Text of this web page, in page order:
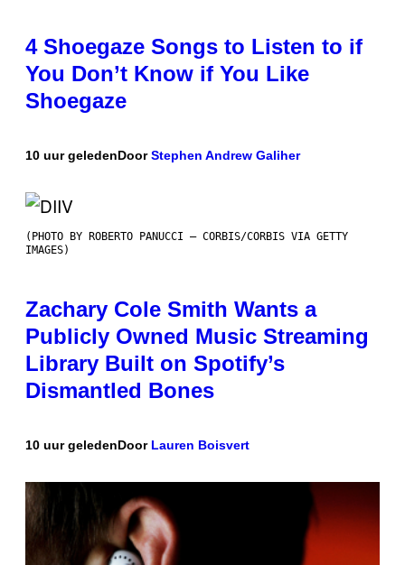
4 Shoegaze Songs to Listen to if
You Don’t Know if You Like
Shoegaze
10 uur geledenDoorStephen Andrew Galiher
(PHOTO BY ROBERTO PANUCCI – CORBIS/CORBIS VIA GETTY
IMAGES)
Zachary Cole Smith Wants a
Publicly Owned Music Streaming
Library Built on Spotify’s
Dismantled Bones
10 uur geledenDoor Lauren Boisvert